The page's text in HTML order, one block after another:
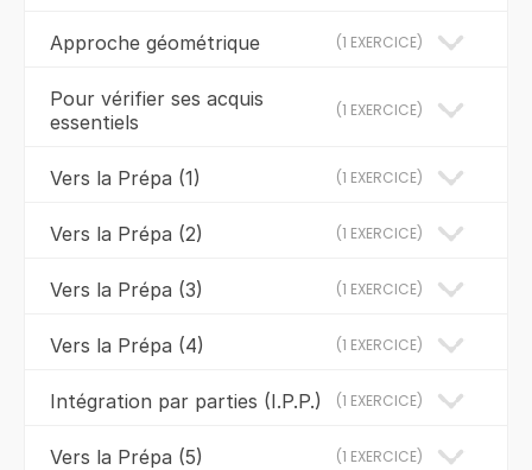
Approche géométrique (1 EXERCICE)
Pour vérifier ses acquis
essentiels
(1 EXERCICE)
Vers la Prépa (1) (1 EXERCICE)
Vers la Prépa (2) (1 EXERCICE)
Vers la Prépa (3) (1 EXERCICE)
Vers la Prépa (4) (1 EXERCICE)
Intégration par parties (I.P.P.) (1 EXERCICE)
Vers la Prépa (5) (1 EXERCICE)